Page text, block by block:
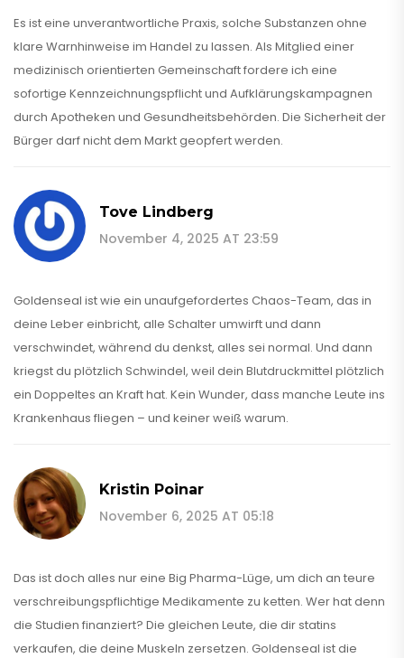
Es ist eine unverantwortliche Praxis, solche Substanzen ohne
klare Warnhinweise im Handel zu lassen. Als Mitglied einer
medizinisch orientierten Gemeinschaft fordere ich eine
sofortige Kennzeichnungspflicht und Aufklärungskampagnen
durch Apotheken und Gesundheitsbehörden. Die Sicherheit der
Bürger darf nicht dem Markt geopfert werden.
Tove Lindberg
November 4, 2025 AT 23:59
Goldenseal ist wie ein unaufgefordertes Chaos-Team, das in
deine Leber einbricht, alle Schalter umwirft und dann
verschwindet, während du denkst, alles sei normal. Und dann
kriegst du plötzlich Schwindel, weil dein Blutdruckmittel plötzlich
ein Doppeltes an Kraft hat. Kein Wunder, dass manche Leute ins
Krankenhaus fliegen – und keiner weiß warum.
Kristin Poinar
November 6, 2025 AT 05:18
Das ist doch alles nur eine Big Pharma-Lüge, um dich an teure
verschreibungspflichtige Medikamente zu ketten. Wer hat denn
die Studien finanziert? Die gleichen Leute, die dir statins
verkaufen, die deine Muskeln zersetzen. Goldenseal ist die